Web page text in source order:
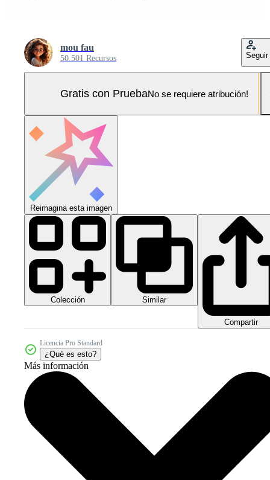
mou fau
50.501 Recursos Seguir
Gratis con PruebaNo se requiere atribución!
Reimagina esta imagen
Colección Similar
Compartir
Licencia Pro Standard
¿Qué es esto?
Más información